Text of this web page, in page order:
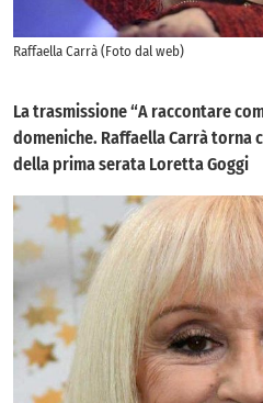
Raffaella Carrà (Foto dal web)
La trasmissione “A raccontare
domeniche. Raffaella Carrà torna
della prima serata Loretta Goggi